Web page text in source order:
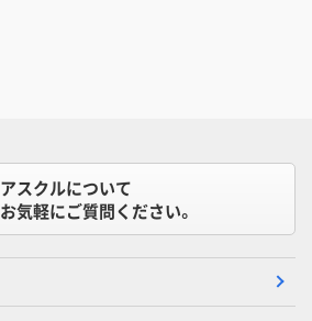
アスクルについて
お気軽にご質問ください。